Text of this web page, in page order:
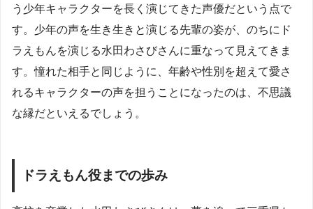
う少年キャラクターを長く演じてきた声優だという点で
す。少年の声を生き生きと演じる先輩の姿が、のちにド
ラえもんを演じる水田わさびさんに重なって見えてきま
す。憧れた相手と同じように、年齢や性別を超えて愛さ
れるキャラクターの声を担うことになったのは、不思議
な縁だといえるでしょう。
ドラえもん役までの歩み